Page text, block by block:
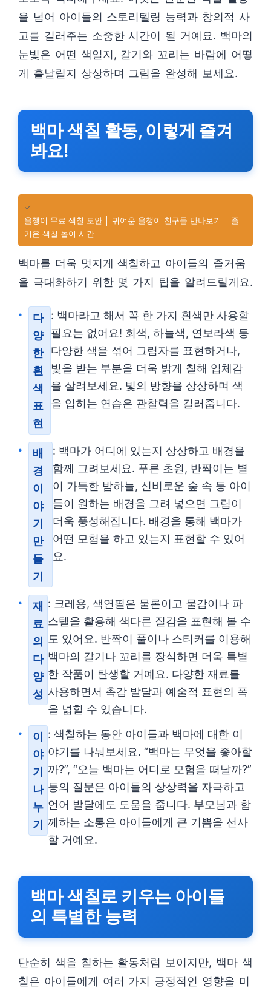
을 넘어 아이들의 스토리텔링 능력과 창의적 사
고를 길러주는 소중한 시간이 될 거예요. 백마의
눈빛은 어떤 색일지, 갈기와 꼬리는 바람에 어떻
게 흩날릴지 상상하며 그림을 완성해 보세요.
백마 색칠 활동, 이렇게 즐겨
봐요!
✓
올챙이 무료 색칠 도안 │ 귀여운 올챙이 친구들 만나보기 │ 즐
거운 색칠 놀이 시간
백마를 더욱 멋지게 색칠하고 아이들의 즐거움
을 극대화하기 위한 몇 가지 팁을 알려드릴게요.
다
양
한
흰
색
표
현
: 백마라고 해서 꼭 한 가지 흰색만 사용할
필요는 없어요! 회색, 하늘색, 연보라색 등
다양한 색을 섞어 그림자를 표현하거나,
빛을 받는 부분을 더욱 밝게 칠해 입체감
을 살려보세요. 빛의 방향을 상상하며 색
을 입히는 연습은 관찰력을 길러줍니다.
배
경
이
야
기
만
들
기
: 백마가 어디에 있는지 상상하고 배경을
함께 그려보세요. 푸른 초원, 반짝이는 별
이 가득한 밤하늘, 신비로운 숲 속 등 아이
들이 원하는 배경을 그려 넣으면 그림이
더욱 풍성해집니다. 배경을 통해 백마가
어떤 모험을 하고 있는지 표현할 수 있어
요.
재
료
의
다
양
성
: 크레용, 색연필은 물론이고 물감이나 파
스텔을 활용해 색다른 질감을 표현해 볼 수
도 있어요. 반짝이 풀이나 스티커를 이용해
백마의 갈기나 꼬리를 장식하면 더욱 특별
한 작품이 탄생할 거예요. 다양한 재료를
사용하면서 촉감 발달과 예술적 표현의 폭
을 넓힐 수 있습니다.
이
야
기
나
누
기
: 색칠하는 동안 아이들과 백마에 대한 이
야기를 나눠보세요. “백마는 무엇을 좋아할
까?”, “오늘 백마는 어디로 모험을 떠날까?”
등의 질문은 아이들의 상상력을 자극하고
언어 발달에도 도움을 줍니다. 부모님과 함
께하는 소통은 아이들에게 큰 기쁨을 선사
할 거예요.
백마 색칠로 키우는 아이들
의 특별한 능력
단순히 색을 칠하는 활동처럼 보이지만, 백마 색
칠은 아이들에게 여러 가지 긍정적인 영향을 미